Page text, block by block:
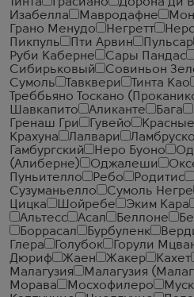
Изабелла
Мавродафне
Грано Менудо
Негретт
Пикпуль
Пти Арвин Пульсар
Руби Каберне
Сары Пандас
Сибирьковый
Совиньон
Сумоль
Тавквери Тинта Као
Треббьяно Тоскано
Шавкапито
Аликанте Бага
Гренаш Гри
Гувейо
Крахуна
Лалвари Ламбруско
Гамбургский
Неро Буоно
(Алиберне)
Оджалеши
Пуньителло
Ребо Родитис
Сузуманьелло
Сумоль Негре
Цицка
Шойребе Эким Кара
Альтесс
Асал Беллоне
Боррасал
Бурбуленк
Глера
Голубок Горули
Дюриф
Жаен Жакер Кахет
Малагузия
Малагузия
Морава
Мосхофилеро